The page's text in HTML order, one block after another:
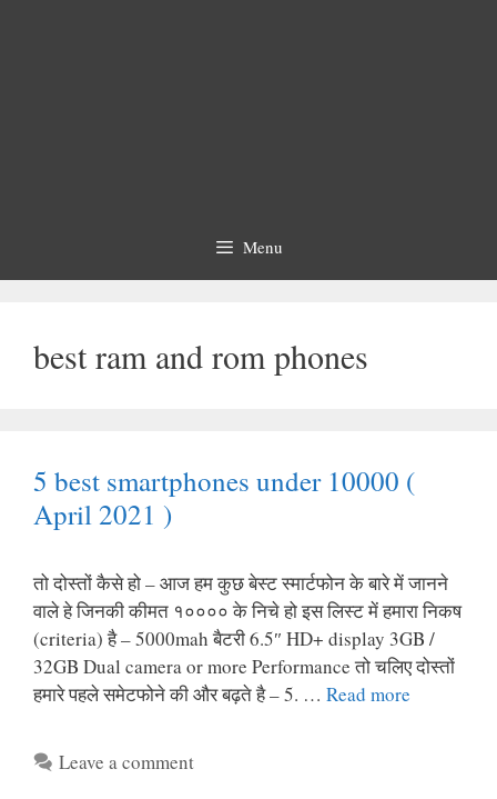
Menu
best ram and rom phones
5 best smartphones under 10000 (
April 2021 )
तो दोस्तों कैसे हो – आज हम कुछ बेस्ट स्मार्टफोन के बारे में जानने
वाले हे जिनकी कीमत १०००० के निचे हो इस लिस्ट में हमारा निकष
(criteria) है – 5000mah बैटरी 6.5″ HD+ display 3GB /
32GB Dual camera or more Performance तो चलिए दोस्तों
हमारे पहले समेटफोने की और बढ़ते है – 5. … Read more
Leave a comment